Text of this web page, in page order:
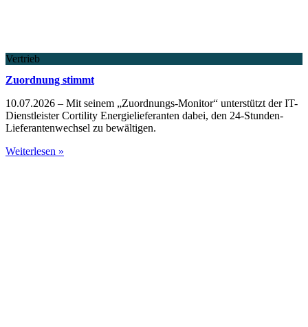
Vertrieb
Zuordnung stimmt
10.07.2026 – Mit seinem „Zuordnungs-Monitor“ unterstützt der IT-
Dienstleister Cortility Energielieferanten dabei, den 24-Stunden-
Lieferantenwechsel zu bewältigen.
Weiterlesen »